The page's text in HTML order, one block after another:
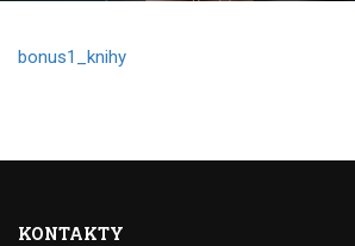
bonus1_knihy
KONTAKTY